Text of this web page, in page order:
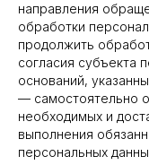
направления
обработки
продолжить
согласия субъекта
оснований,
— самостоятельно
необходимых и
выполнения
персональных